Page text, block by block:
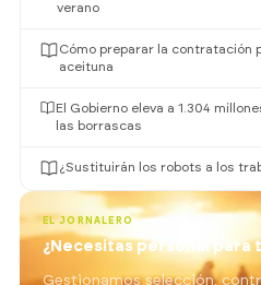
verano
Cómo preparar la contratación
aceituna
El Gobierno eleva a 1.304
las borrascas
¿Sustituirán los robots a los
EL JORNALERO
¿Necesitas personal para
Gestionamos selección,